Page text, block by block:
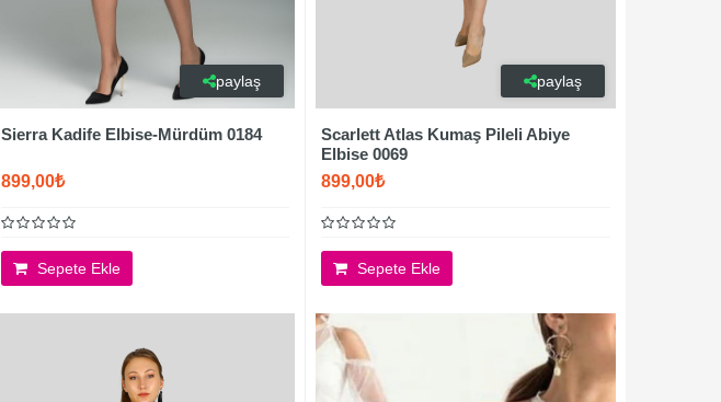
paylaş
Sierra Kadife Elbise-Mürdüm 0184
899,00₺
Sepete Ekle
paylaş
Scarlett Atlas Kumaş Pileli Abiye
Elbise 0069
899,00₺
Sepete Ekle